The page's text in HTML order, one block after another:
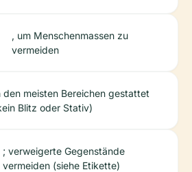
, um Menschenmassen zu
vermeiden
den meisten Bereichen gestattet
Blitz oder Stativ)
; verweigerte Gegenstände
vermeiden (siehe Etikette)